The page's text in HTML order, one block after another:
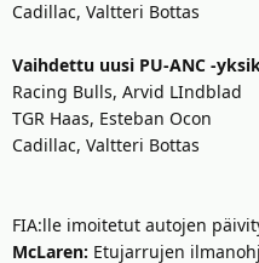
Cadillac, Valtteri Bottas
Vaihdettu uusi PU-ANC -
Racing Bulls, Arvid LIndblad
TGR Haas, Esteban Ocon
Cadillac, Valtteri Bottas
FIA:lle imoitetut autojen
McLaren: Etujarrujen